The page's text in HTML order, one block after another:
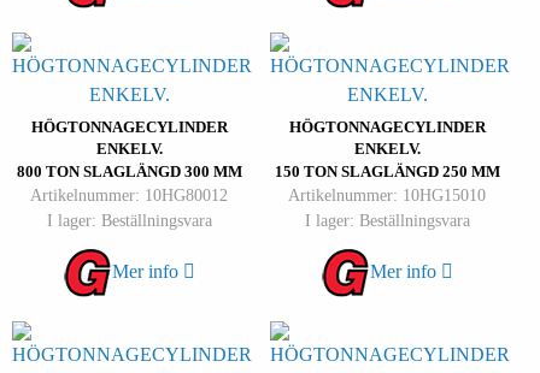
HÖGTONNAGECYLINDER
ENKELV.
800 TON SLAGLÄNGD 300 MM
Artikelnummer: 10HG80012
I lager: Beställningsvara
Mer info
HÖGTONNAGECYLINDER
ENKELV.
150 TON SLAGLÄNGD 250 MM
Artikelnummer: 10HG15010
I lager: Beställningsvara
Mer info